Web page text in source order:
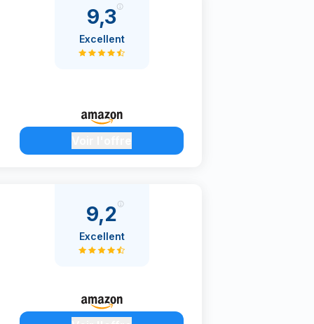
9,3
Excellent
9,2
Excellent